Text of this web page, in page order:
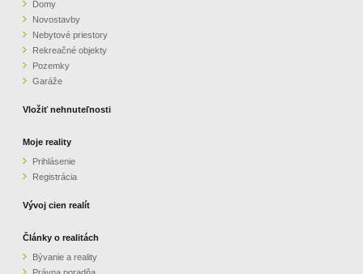
Domy
Novostavby
Nebytové priestory
Rekreačné objekty
Pozemky
Garáže
Vložiť nehnuteľnosti
Moje reality
Prihlásenie
Registrácia
Vývoj cien realít
Články o realitách
Bývanie a reality